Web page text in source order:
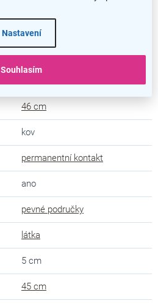
Nastavení
Souhlasím
53 cm
88 cm
46 cm
kov
permanentní kontakt
ano
pevné područky
látka
5 cm
45 cm